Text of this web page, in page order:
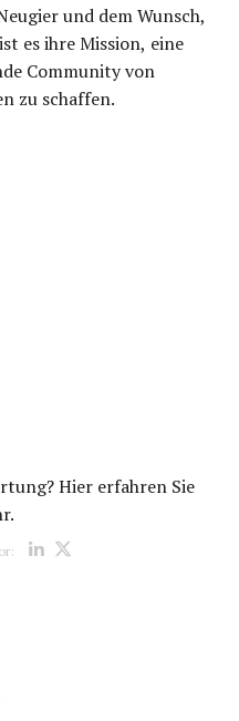
und dem Wunsch,
es ihre Mission, eine
Community von
zu schaffen.
Hier erfahren Sie
Opens new